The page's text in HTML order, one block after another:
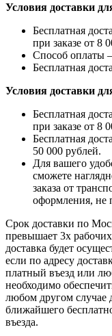
Условия доставки
Бесплатная
при заказе от 8
Способ оплаты
Бесплатная
Условия доставки
Бесплатная
при заказе от 8
Бесплатная
50 000 рублей.
Для вашего
сможете
заказа от
оформления, не
Срок доставки по
превышает 3х
доставка будет
если по адресу
платный въезд или
необходимо
любом другом случае
ближайшего
въезда.